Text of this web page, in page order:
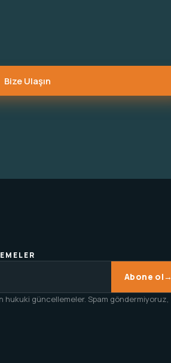
Bize Ulaşın
Abone ol→
hukuki güncellemeler. Spam göndermiyoruz,